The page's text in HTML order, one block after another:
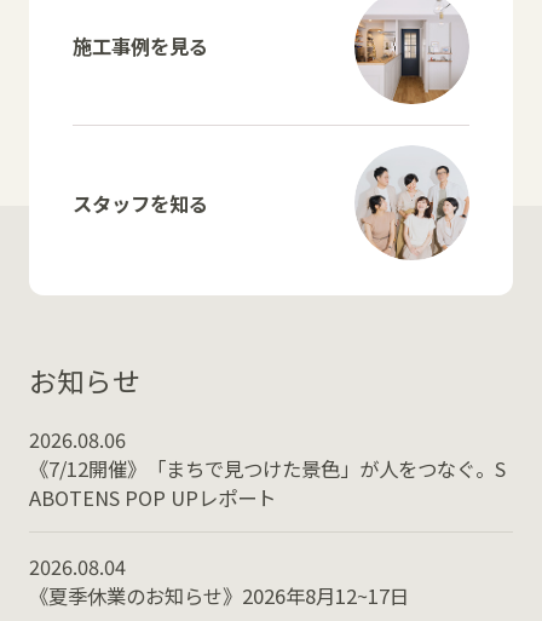
施工事例を見る
スタッフを知る
お知らせ
2026.08.06
《7/12開催》「まちで見つけた景色」が人をつなぐ。S
ABOTENS POP UPレポート
2026.08.04
《夏季休業のお知らせ》2026年8月12~17日